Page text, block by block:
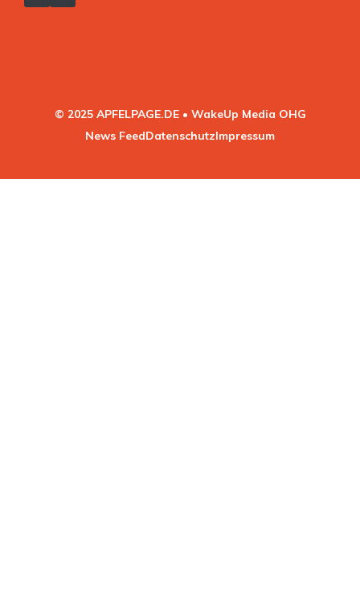
© 2025 APFELPAGE.DE • WakeUp Media OHG
News FeedDatenschutzImpressum